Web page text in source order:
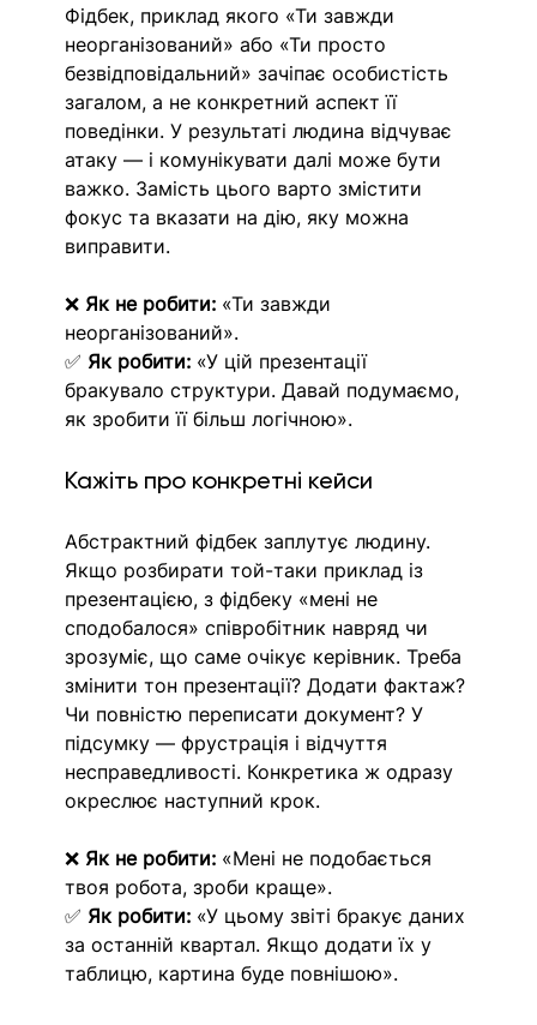
Фідбек, приклад якого «Ти завжди
неорганізований» або «Ти просто
безвідповідальний» зачіпає особистість
загалом, а не конкретний аспект її
поведінки. У результаті людина відчуває
атаку — і комунікувати далі може бути
важко. Замість цього варто змістити
фокус та вказати на дію, яку можна
виправити.
❌ Як не робити: «Ти завжди
неорганізований».
✅ Як робити: «У цій презентації
бракувало структури. Давай подумаємо,
як зробити її більш логічною».
Кажіть про конкретні кейси
Абстрактний фідбек заплутує людину.
Якщо розбирати той-таки приклад із
презентацією, з фідбеку «мені не
сподобалося» співробітник навряд чи
зрозуміє, що саме очікує керівник. Треба
змінити тон презентації? Додати фактаж?
Чи повністю переписати документ? У
підсумку — фрустрація і відчуття
несправедливості. Конкретика ж одразу
окреслює наступний крок.
❌ Як не робити: «Мені не подобається
твоя робота, зроби краще».
✅ Як робити: «У цьому звіті бракує даних
за останній квартал. Якщо додати їх у
таблицю, картина буде повнішою».